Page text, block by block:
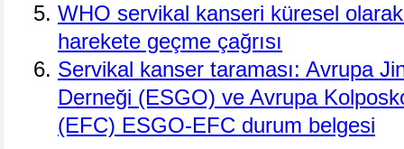
WHO servikal kanseri küresel
harekete geçme çağrısı
Servikal kanser taraması: Avrupa
Derneği (ESGO) ve Avrupa
(EFC) ESGO-EFC durum belgesi